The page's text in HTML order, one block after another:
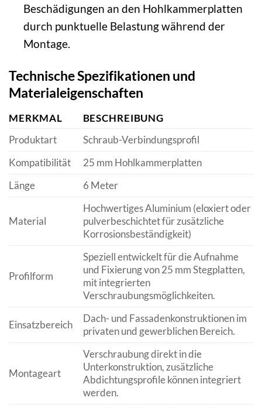
Beschädigungen an den Hohlkammerplatten
durch punktuelle Belastung während der
Montage.
Technische Spezifikationen und
Materialeigenschaften
MERKMAL
BESCHREIBUNG
Produktart
Schraub-Verbindungsprofil
Kompatibilität
25 mm Hohlkammerplatten
Länge
6 Meter
Material
Hochwertiges Aluminium (eloxiert oder
pulverbeschichtet für zusätzliche
Korrosionsbeständigkeit)
Profilform
Speziell entwickelt für die Aufnahme
und Fixierung von 25 mm Stegplatten,
mit integrierten
Verschraubungsmöglichkeiten.
Einsatzbereich
Dach- und Fassadenkonstruktionen im
privaten und gewerblichen Bereich.
Montageart
Verschraubung direkt in die
Unterkonstruktion, zusätzliche
Abdichtungsprofile können integriert
werden.